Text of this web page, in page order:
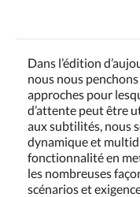
Dans l’édition
nous nous
approches pour
d’attente peut être
aux subtilités, nous
dynamique et
fonctionnalité en
les nombreuses
scénarios et